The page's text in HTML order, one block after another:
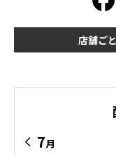
店舗ご
7月